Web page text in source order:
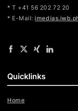
* T +41 56 202 72 20
* E-Mail:
Quicklinks
Home